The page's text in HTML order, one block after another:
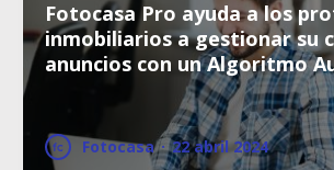
Fotocasa Pro ayuda a los
inmobiliarios a gestionar su
anuncios con un Algoritmo
Fotocasa · 22 abril 2024